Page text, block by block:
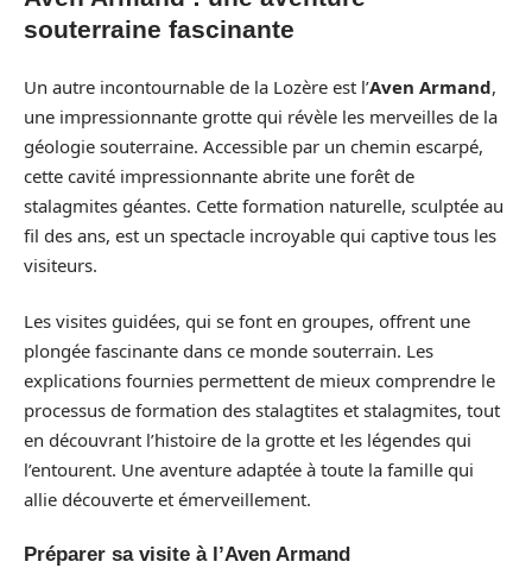
souterraine fascinante
Un autre incontournable de la Lozère est l’Aven Armand,
une impressionnante grotte qui révèle les merveilles de la
géologie souterraine. Accessible par un chemin escarpé,
cette cavité impressionnante abrite une forêt de
stalagmites géantes. Cette formation naturelle, sculptée au
fil des ans, est un spectacle incroyable qui captive tous les
visiteurs.
Les visites guidées, qui se font en groupes, offrent une
plongée fascinante dans ce monde souterrain. Les
explications fournies permettent de mieux comprendre le
processus de formation des stalagtites et stalagmites, tout
en découvrant l’histoire de la grotte et les légendes qui
l’entourent. Une aventure adaptée à toute la famille qui
allie découverte et émerveillement.
Préparer sa visite à l’Aven Armand